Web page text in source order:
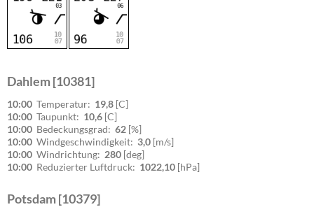
Dahlem [10381]
10:00 Temperatur: 19,8 [C]
10:00 Taupunkt: 10,6 [C]
10:00 Bedeckungsgrad: 62 [%]
10:00 Windgeschwindigkeit: 3,0 [m/s]
10:00 Windrichtung: 280 [deg]
10:00 Reduzierter Luftdruck: 1022,10 [hPa]
Potsdam [10379]